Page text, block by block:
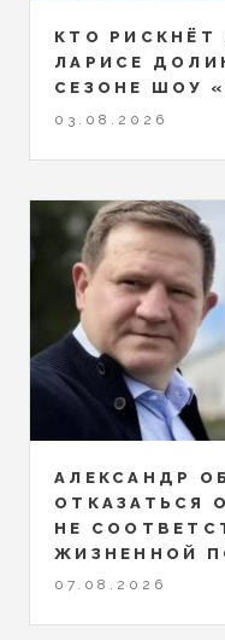
КТО РИСКНЁТ
ЛАРИСЕ
СЕЗОНЕ ШОУ
03.08.2026
АЛЕКСАНДР
ОТКАЗАТЬСЯ
НЕ
ЖИЗНЕННОЙ
07.08.2026